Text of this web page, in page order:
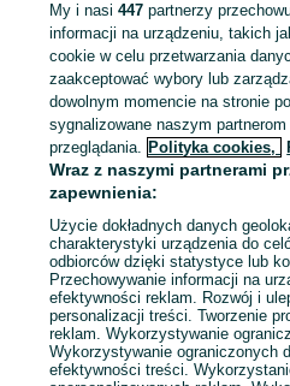
Rzeczyce
KATEGORIA
987394527
Zadzwoń / SMS
My i nasi447 partnerzy
informacji na urządzeniu, takich
cookie w celu przetwarzania
zaakceptować wybory lub
dowolnym momencie na stronie
sygnalizowane naszym partnerom
przeglądania. Polityka cookies,
Wraz z naszymi partnerami
zapewnienia:
Użycie dokładnych danych
charakterystyki urządzenia do
odbiorców dzięki statystyce lub
Przechowywanie informacji na
efektywności reklam. Rozwój i
personalizacji treści. Tworzenie
reklam. Wykorzystywanie
Wykorzystywanie ograniczonych
efektywności treści.